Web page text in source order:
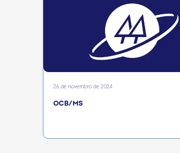
26 de novembro de 2024
OCB/MS